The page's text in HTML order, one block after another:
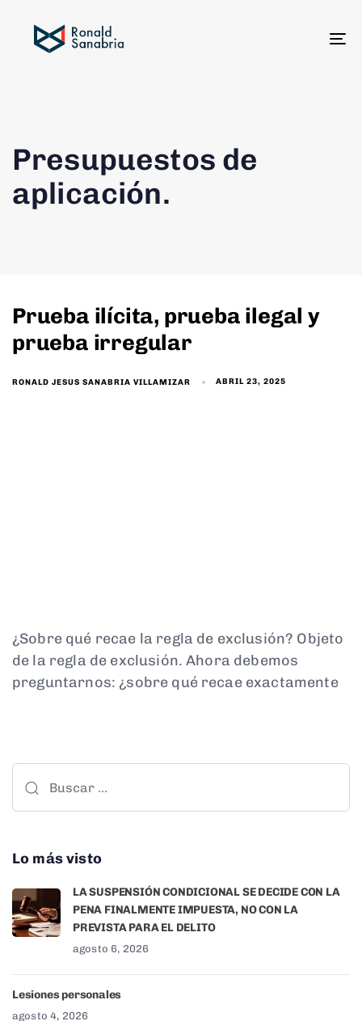
Presupuestos de
aplicación.
Prueba ilícita, prueba ilegal y
prueba irregular
RONALD JESUS SANABRIA VILLAMIZAR ABRIL 23, 2025
¿Sobre qué recae la regla de exclusión? Objeto
de la regla de exclusión. Ahora debemos
preguntarnos: ¿sobre qué recae exactamente
Lo más visto
LA SUSPENSIÓN CONDICIONAL SE DECIDE CON LA
PENA FINALMENTE IMPUESTA, NO CON LA
PREVISTA PARA EL DELITO
agosto 6, 2026
Lesiones personales
agosto 4, 2026